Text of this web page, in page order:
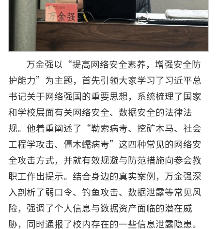
万金强以“提高网络安全素养，增强安全防
护能力”为主题，首先引领大家学习了习近平总
书记关于网络强国的重要思想，系统梳理了国家
和学校层面有关网络安全、数据安全的法律法
规。他着重阐述了“勒索病毒、挖矿木马、社会
工程学攻击、僵木蠕病毒”这四种常见的网络安
全攻击方式，并就有效规避与防范措施向参会教
职工作出提示。结合身边的真实案例，万金强深
入剖析了弱口令、钓鱼攻击、数据泄露等常见风
险，强调了个人信息与数据资产面临的潜在威
胁，同时通报了校内存在的一些信息泄露隐患。